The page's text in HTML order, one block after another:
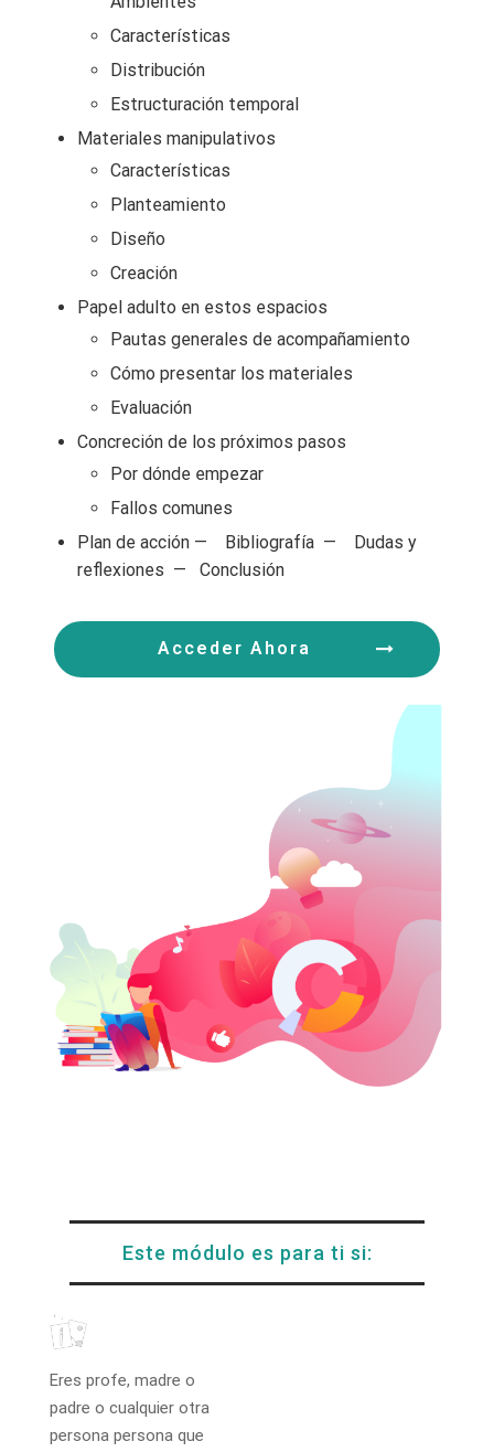
Características
Distribución
Estructuración temporal
Materiales manipulativos
Características
Planteamiento
Diseño
Creación
Papel adulto en estos espacios
Pautas generales de acompañamiento
Cómo presentar los materiales
Evaluación
Concreción de los próximos pasos
Por dónde empezar
Fallos comunes
Plan de acción — Bibliografía — Dudas y
reflexiones — Conclusión
Acceder Ahora
Este módulo es para ti si:
Eres profe, madre o
padre o cualquier otra
persona persona que